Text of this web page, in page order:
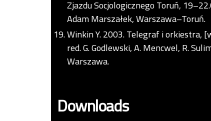
Zjazdu Socjologicznego Toruń,
Adam Marszałek, Warszawa–Toruń.
Winkin Y. 2003. Telegraf i orkiestra,
red. G. Godlewski, A. Mencwel, R.
Warszawa.
Downloads